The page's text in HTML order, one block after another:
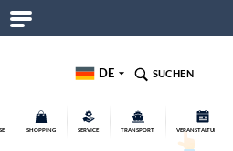
DE SUCHEN
SHOPPING SERVICE TRANSPORT VERANSTALTUNGEN